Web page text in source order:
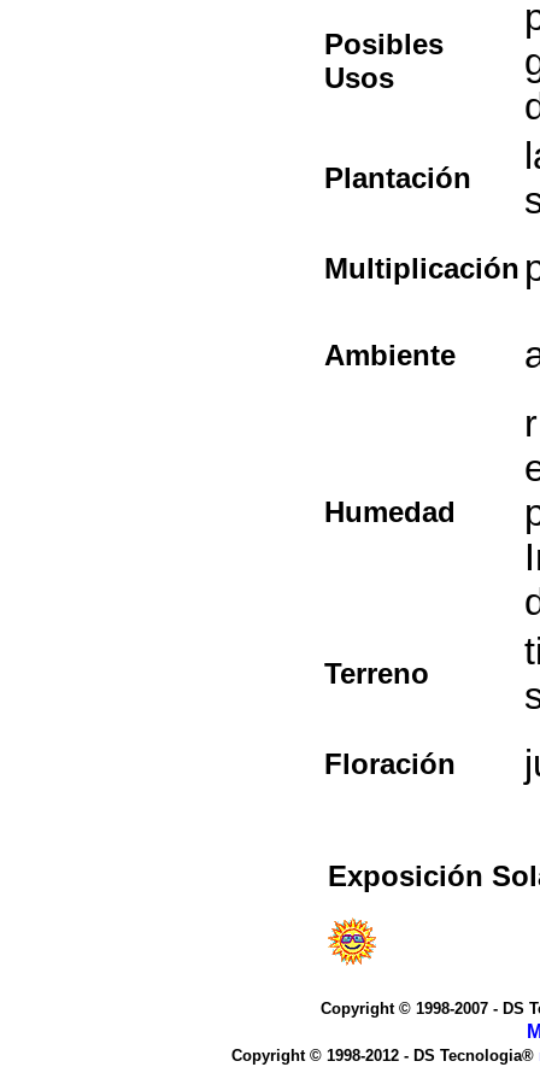
Posibles
Usos
Plantación
Multiplicación
Ambiente
Humedad
Terreno
Floración
Exposición
Copyright © 1998-2007 - DS
Copyright © 1998-2012 - DS Tecnologia®